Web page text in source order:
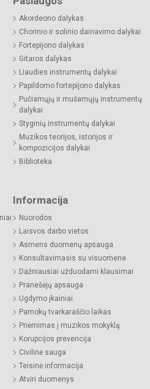
Akordeono dalykas
Chorinio ir solinio dainavimo dalykai
Fortepijono dalykas
Gitaros dalykas
Liaudies instrumentų dalykai
Papildomo fortepijono dalykas
Pučiamųjų ir mušamųjų instrumentų
dalykai
Styginių instrumentų dalykai
Muzikos teorijos, istorijos ir
kompozicijos dalykai
Biblioteka
Informacija
Nuorodos
Laisvos darbo vietos
Asmens duomenų apsauga
Konsultavimasis su visuomene
Dažniausiai užduodami klausimai
Pranešėjų apsauga
Ugdymo įkainiai
Pamokų tvarkaraščio laikas
Priėmimas į muzikos mokyklą
Korupcijos prevencija
Civilinė sauga
Teisinė informacija
Atviri duomenys